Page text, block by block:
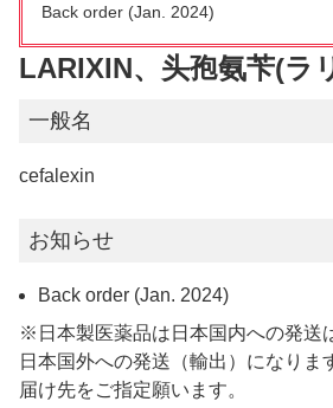
Back order (Jan. 2024)
LARIXIN、头孢氨苄(ラ
一般名
cefalexin
お知らせ
Back order (Jan. 2024)
※日本製医薬品は日本国内への発送
日本国外への発送（輸出）になりま
届け先をご指定願います。